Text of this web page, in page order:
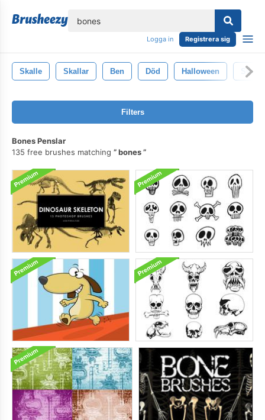
Logga in Registrera sig
Skalle Skallar Ben Död Halloween Svart
Filters
Bones Penslar
135 free brushes matching
bones